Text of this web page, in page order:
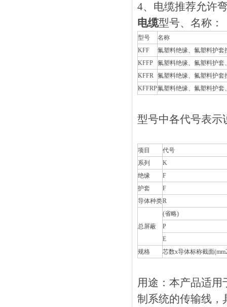
4、电缆推荐允许
电缆型号、名称：
型号
名称
KFF
氟塑料绝缘、氟塑料护
KFFP
氟塑料绝缘、氟塑料护
KFFR 氟塑料绝缘、氟塑料护
KFFRP氟塑料绝缘、氟塑料护
型号中各代号表示说
项目
代号
系列
K
绝缘
F
护套
F
导体种类R
总屏蔽
(省略)
P
E
规格
芯数x导体标称截面
用途：本产品适
制系统的传输线，